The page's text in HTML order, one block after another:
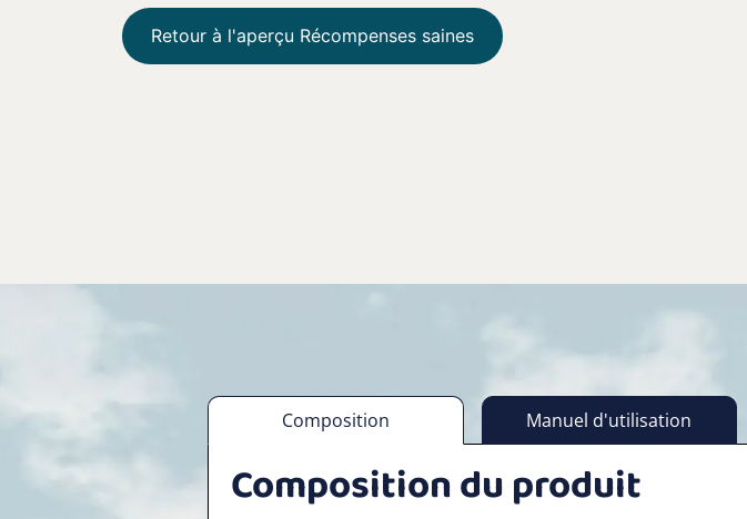
Retour à l'aperçu Récompenses saines
Composition Manuel d'utilisation
Composition du produit